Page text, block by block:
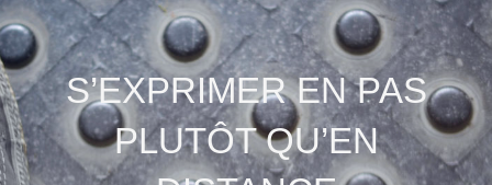
S’EXPRIMER EN PAS
PLUTÔT QU’EN